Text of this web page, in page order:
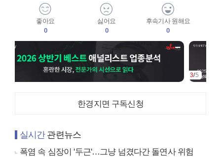
좋아요
0
싫어요
0
후속기사 원해요
0
3/5
한경지면 구독신청
실시간관련뉴스
폭염 속 심장이 '두근'…그냥 넘겼다간 돌연사 위험